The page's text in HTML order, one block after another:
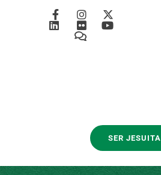
SER JESUITA